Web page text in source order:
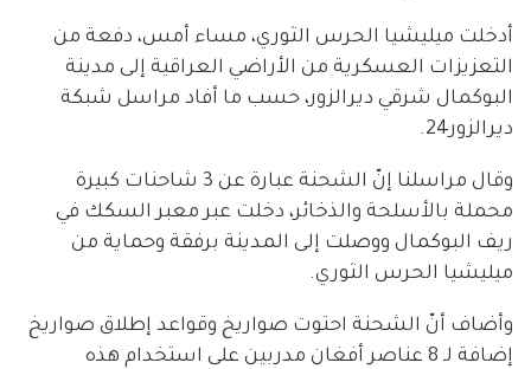
أدخلت ميليشيا الحرس الثوري، مساء أمس، دفعة من
التعزيزات العسكرية من الأراضي العراقية إلى مدينة
البوكمال شرقي ديرالزور، حسب ما أفاد مراسل شبكة
ديرالزور24.
وقال مراسلنا إنّ الشحنة عبارة عن 3 شاحنات كبيرة
محملة بالأسلحة والذخائر، دخلت عبر معبر السكك في
ريف البوكمال ووصلت إلى المدينة برفقة وحماية من
ميليشيا الحرس الثوري.
وأضاف أنّ الشحنة احتوت صواريخ وقواعد إطلاق صواريخ
إضافة لـ 8 عناصر أفغان مدربين على استخدام هذه